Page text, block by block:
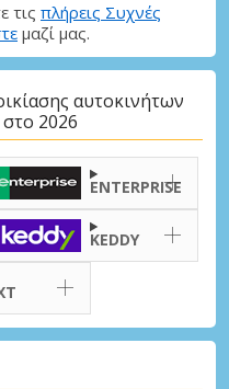
αποκλειστικές
τις πλήρεις Συχνές
μαζί μας.
αυτοκινήτων
2026
ENTERPRISE
KEDDY